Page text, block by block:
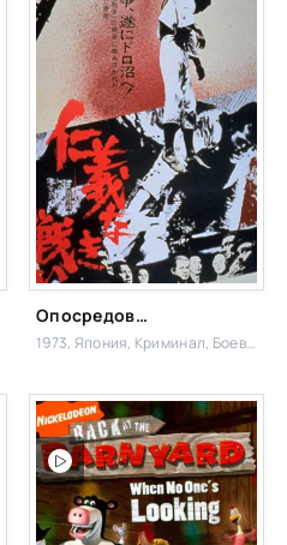
Опосредованная война
1973, Япония, Криминал, Боевик,